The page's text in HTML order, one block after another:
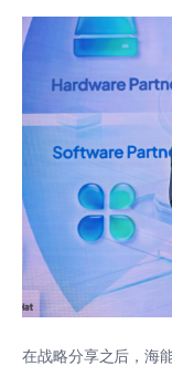
在战略分享之后，海